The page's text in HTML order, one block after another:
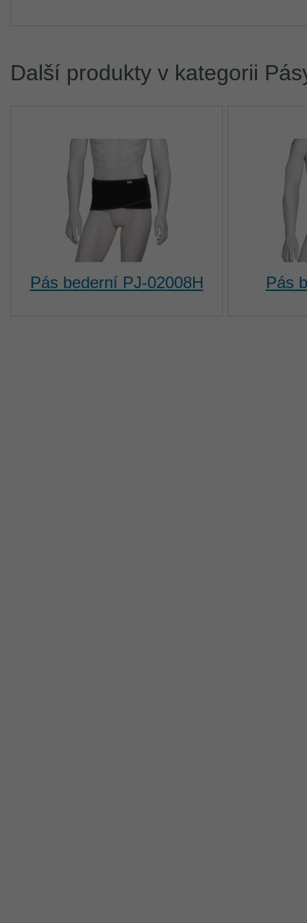
Další produkty v kategorii
Pás bederní PJ-02008H Pás